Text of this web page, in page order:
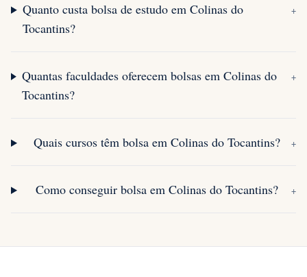
Quanto custa bolsa de estudo em Colinas do
Tocantins?
+
Quantas faculdades oferecem bolsas em Colinas do
Tocantins?
+
Quais cursos têm bolsa em Colinas do Tocantins? +
Como conseguir bolsa em Colinas do Tocantins? +